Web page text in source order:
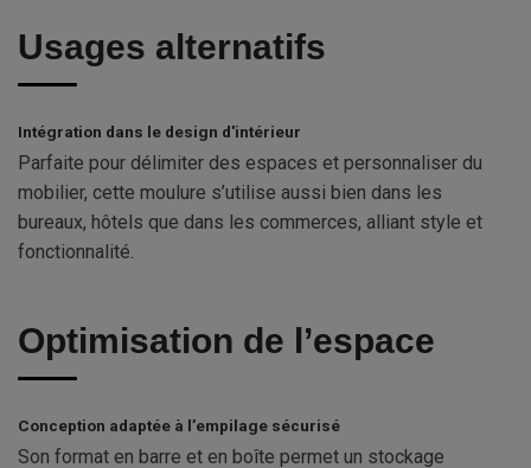
Usages alternatifs
Intégration dans le design d'intérieur
Parfaite pour délimiter des espaces et personnaliser du
mobilier, cette moulure s’utilise aussi bien dans les
bureaux, hôtels que dans les commerces, alliant style et
fonctionnalité.
Optimisation de l’espace
Conception adaptée à l’empilage sécurisé
Son format en barre et en boîte permet un stockage